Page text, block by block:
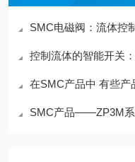
SMC电磁阀：流体控
控制流体的智能开关
在SMC产品中 有些产
SMC产品——ZP3M系